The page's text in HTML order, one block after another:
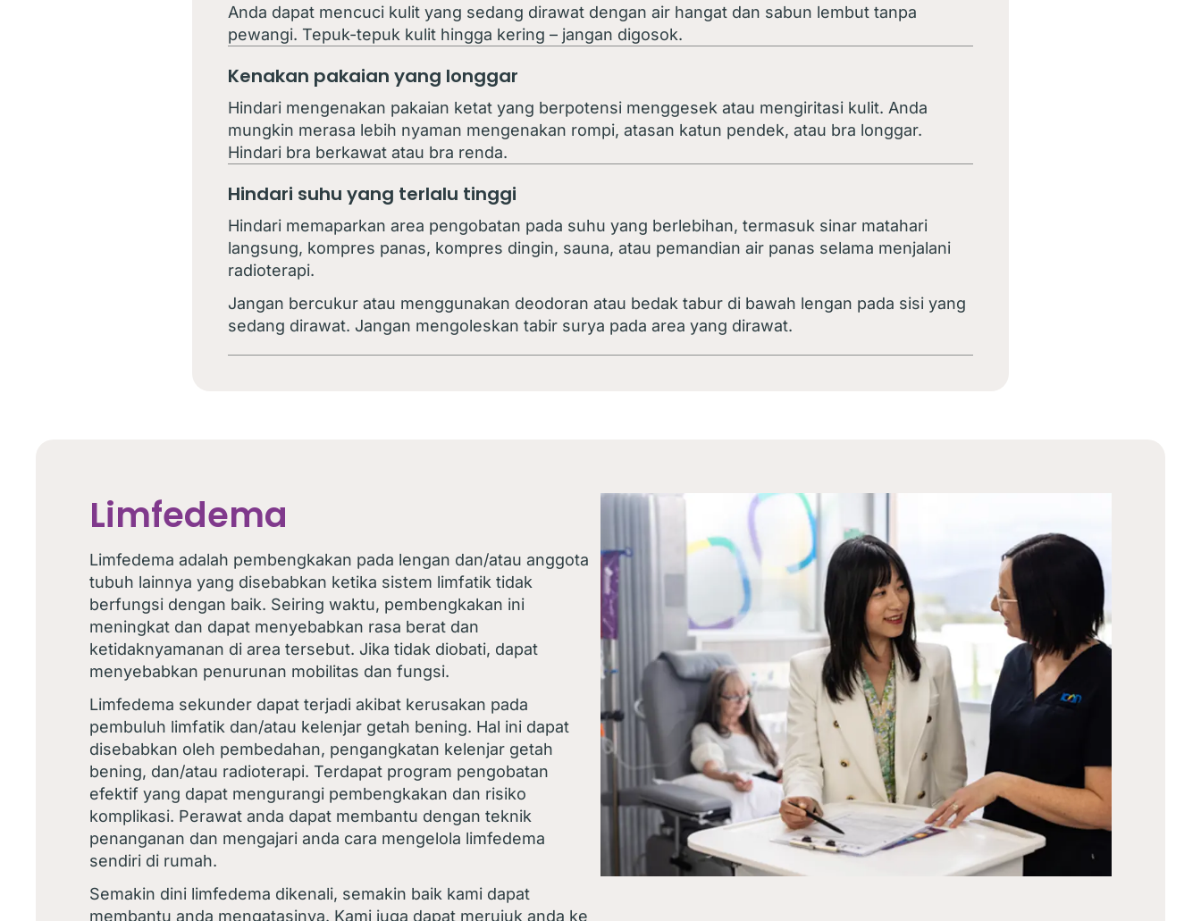
Anda dapat mencuci kulit yang sedang dirawat dengan air hangat dan sabun lembut tanpa
pewangi. Tepuk-tepuk kulit hingga kering – jangan digosok.
Kenakan pakaian yang longgar
Hindari mengenakan pakaian ketat yang berpotensi menggesek atau mengiritasi kulit. Anda
mungkin merasa lebih nyaman mengenakan rompi, atasan katun pendek, atau bra longgar.
Hindari bra berkawat atau bra renda.
Hindari suhu yang terlalu tinggi
Hindari memaparkan area pengobatan pada suhu yang berlebihan, termasuk sinar matahari
langsung, kompres panas, kompres dingin, sauna, atau pemandian air panas selama menjalani
radioterapi.
Jangan bercukur atau menggunakan deodoran atau bedak tabur di bawah lengan pada sisi yang
sedang dirawat. Jangan mengoleskan tabir surya pada area yang dirawat.
Limfedema
Limfedema adalah pembengkakan pada lengan dan/atau anggota
tubuh lainnya yang disebabkan ketika sistem limfatik tidak
berfungsi dengan baik. Seiring waktu, pembengkakan ini
meningkat dan dapat menyebabkan rasa berat dan
ketidaknyamanan di area tersebut. Jika tidak diobati, dapat
menyebabkan penurunan mobilitas dan fungsi.
Limfedema sekunder dapat terjadi akibat kerusakan pada
pembuluh limfatik dan/atau kelenjar getah bening. Hal ini dapat
disebabkan oleh pembedahan, pengangkatan kelenjar getah
bening, dan/atau radioterapi. Terdapat program pengobatan
efektif yang dapat mengurangi pembengkakan dan risiko
komplikasi. Perawat anda dapat membantu dengan teknik
penanganan dan mengajari anda cara mengelola limfedema
sendiri di rumah.
Semakin dini limfedema dikenali, semakin baik kami dapat
membantu anda mengatasinya. Kami juga dapat merujuk anda ke